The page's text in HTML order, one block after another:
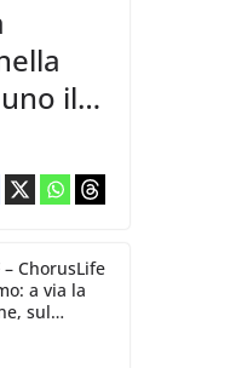
il
– ChorusLife
a via la
sul
la vice